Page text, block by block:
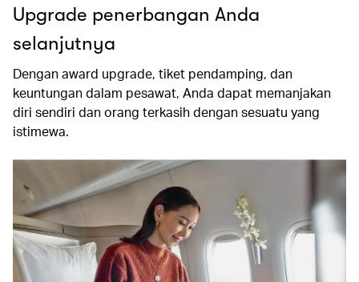
Upgrade penerbangan Anda
selanjutnya
Dengan award upgrade, tiket pendamping, dan
keuntungan dalam pesawat, Anda dapat memanjakan
diri sendiri dan orang terkasih dengan sesuatu yang
istimewa.